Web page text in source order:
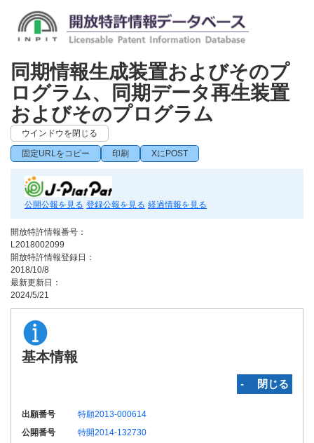
同期情報生成装置およびそのプ
ログラム、同期データ再生装置
およびそのプログラム
ウインドウを閉じる
固定URLをコピー 印刷 XにPOST
公開公報を見る 登録公報を見る 経過情報を見る
開放特許情報番号：
L2018002099
開放特許情報登録日：
2018/10/8
最新更新日：
2024/5/21
基本情報
‐ 閉じる
出願番号
特願2013-000614
公開番号
特開2014-132730